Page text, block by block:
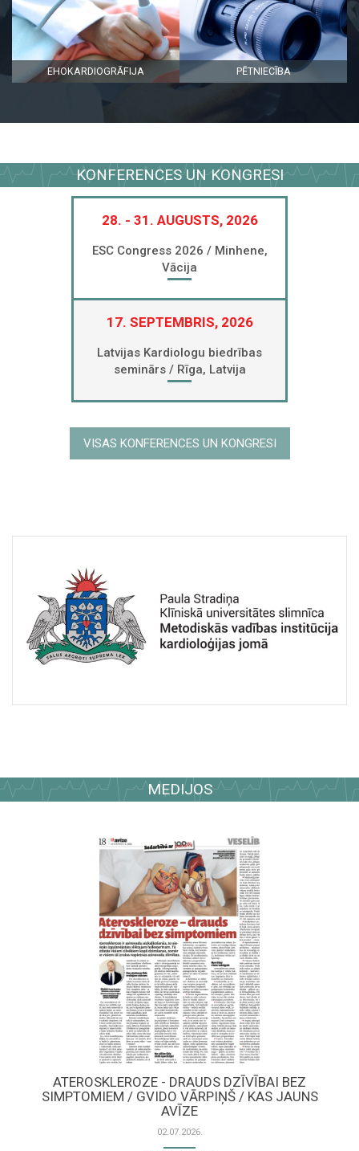
EHOKARDIOGRĀFIJA PĒTNIECĪBA
KONFERENCES UN KONGRESI
28. - 31. AUGUSTS, 2026
ESC Congress 2026 / Minhene,
Vācija
17. SEPTEMBRIS, 2026
Latvijas Kardiologu biedrības
seminārs / Rīga, Latvija
VISAS KONFERENCES UN KONGRESI
MEDIJOS
ATEROSKLEROZE - DRAUDS DZĪVĪBAI BEZ
SIMPTOMIEM / GVIDO VĀRPIŅŠ / KAS JAUNS
AVĪZE
02.07.2026.